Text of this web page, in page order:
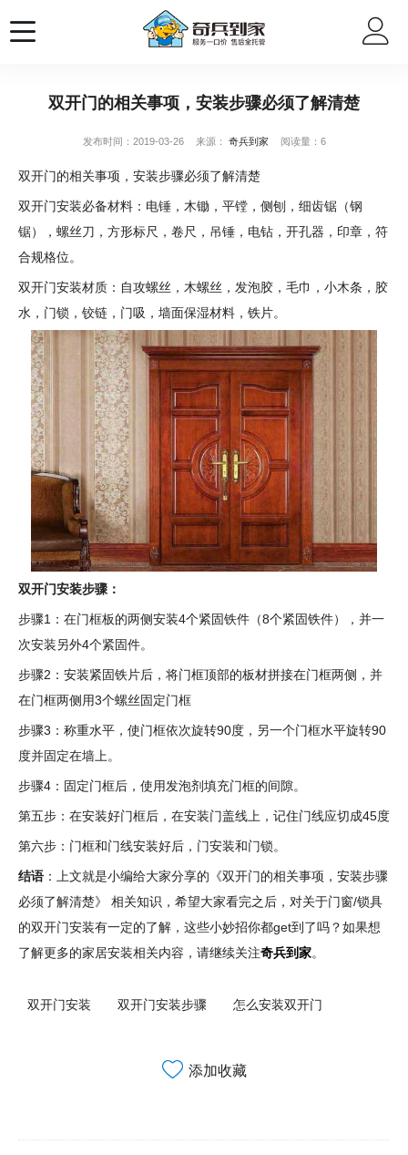
双开门的相关事项，安装步骤必须了解清楚
发布时间：2019-03-26 来源： 奇兵到家 阅读量：6
双开门的相关事项，安装步骤必须了解清楚
双开门安装必备材料：电锤，木锄，平镗，侧刨，细齿锯（钢
锯），螺丝刀，方形标尺，卷尺，吊锤，电钻，开孔器，印章，符
合规格位。
双开门安装材质：自攻螺丝，木螺丝，发泡胶，毛巾，小木条，胶
水，门锁，铰链，门吸，墙面保湿材料，铁片。
双开门安装步骤：
步骤1：在门框板的两侧安装4个紧固铁件（8个紧固铁件），并一
次安装另外4个紧固件。
步骤2：安装紧固铁片后，将门框顶部的板材拼接在门框两侧，并
在门框两侧用3个螺丝固定门框
步骤3：称重水平，使门框依次旋转90度，另一个门框水平旋转90
度并固定在墙上。
步骤4：固定门框后，使用发泡剂填充门框的间隙。
第五步：在安装好门框后，在安装门盖线上，记住门线应切成45度
第六步：门框和门线安装好后，门安装和门锁。
结语 ：上文就是小编给大家分享的《双开门的相关事项，安装步骤
必须了解清楚》 相关知识，希望大家看完之后，对关于门窗/锁具
的双开门安装有一定的了解，这些小妙招你都get到了吗？如果想
了解更多的家居安装相关内容，请继续关注奇兵到家。
双开门安装 双开门安装步骤 怎么安装双开门
添加收藏